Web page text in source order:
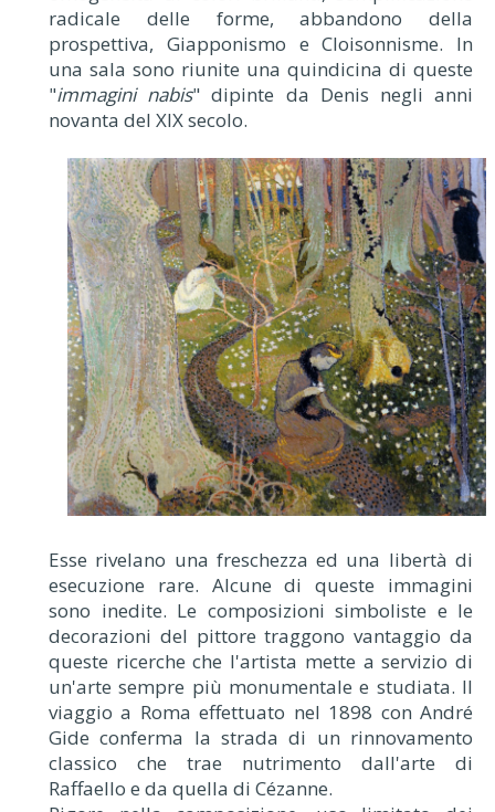
radicale delle forme, abbandono della
prospettiva, Giapponismo e Cloisonnisme. In
una sala sono riunite una quindicina di queste
"immagini nabis" dipinte da Denis negli anni
novanta del XIX secolo.
Esse rivelano una freschezza ed una libertà di
esecuzione rare. Alcune di queste immagini
sono inedite. Le composizioni simboliste e le
decorazioni del pittore traggono vantaggio da
queste ricerche che l'artista mette a servizio di
un'arte sempre più monumentale e studiata. Il
viaggio a Roma effettuato nel 1898 con André
Gide conferma la strada di un rinnovamento
classico che trae nutrimento dall'arte di
Raffaello e da quella di Cézanne.